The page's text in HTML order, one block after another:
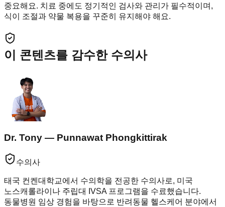
중요해요. 치료 중에도 정기적인 검사와 관리가 필수적이며,
식이 조절과 약물 복용을 꾸준히 유지해야 해요.
이 콘텐츠를 감수한 수의사
Dr. Tony — Punnawat Phongkittirak
수의사
태국 컨켄대학교에서 수의학을 전공한 수의사로, 미국
노스캐롤라이나 주립대 IVSA 프로그램을 수료했습니다.
동물병원 임상 경험을 바탕으로 반려동물 헬스케어 분야에서